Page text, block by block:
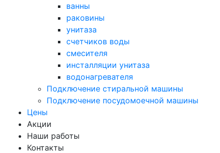
ванны
раковины
унитаза
счетчиков воды
смесителя
инсталляции унитаза
водонагревателя
Подключение стиральной машины
Подключение посудомоечной машины
Цены
Акции
Наши работы
Контакты